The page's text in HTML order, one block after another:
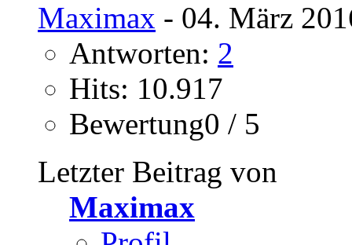
Maximax - 04. März
Antworten: 2
Hits: 10.917
Bewertung0 / 5
Letzter Beitrag von
Maximax